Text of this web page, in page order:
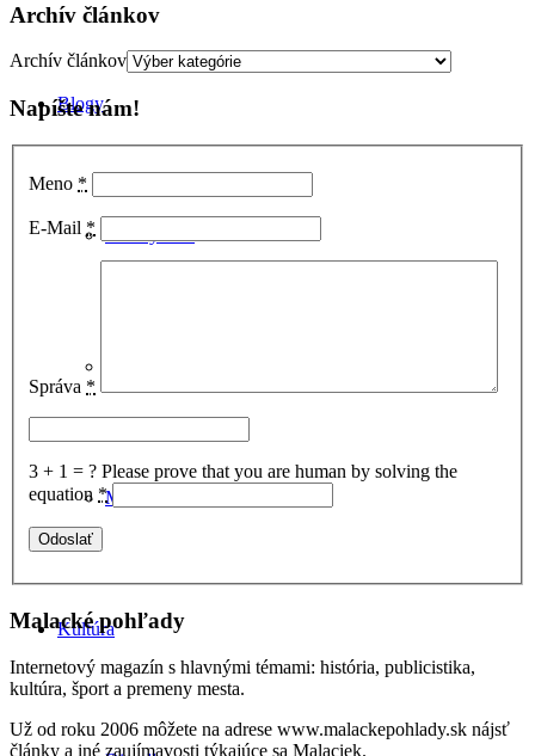
Blogy
Malacké detaily
Kultúra
Archív článkov
Archív článkov
Napíšte nám!
Meno *
E-Mail *
Správa *
3 + 1 = ? Please prove that you are human by solving the
equation *
Malacké pohľady
Internetový magazín s hlavnými témami: história, publicistika,
kultúra, šport a premeny mesta.
Už od roku 2006 môžete na adrese www.malackepohlady.sk nájsť
články a iné zaujímavosti týkajúce sa Malaciek.